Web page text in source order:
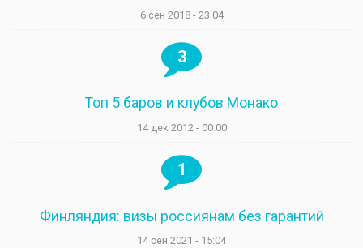
6 сен 2018 - 23:04
3
Топ 5 баров и клубов Монако
14 дек 2012 - 00:00
1
Финляндия: визы россиянам без гарантий
14 сен 2021 - 15:04